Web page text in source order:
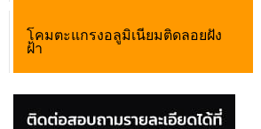
โคมตะแกรงอลูมิเนียมติดลอยฝัง
ฝ้า